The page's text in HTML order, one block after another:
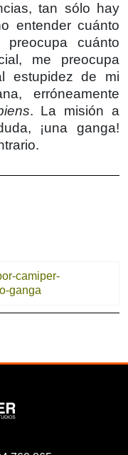
tan sólo hay
entender cuánto
cuánto
me preocupa
estupidez de mi
erróneamente
. La misión a
¡una ganga!
camiper-
ganga